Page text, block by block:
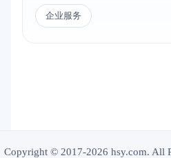
企业服务
Copyright © 2017-2026 hsy.com. All